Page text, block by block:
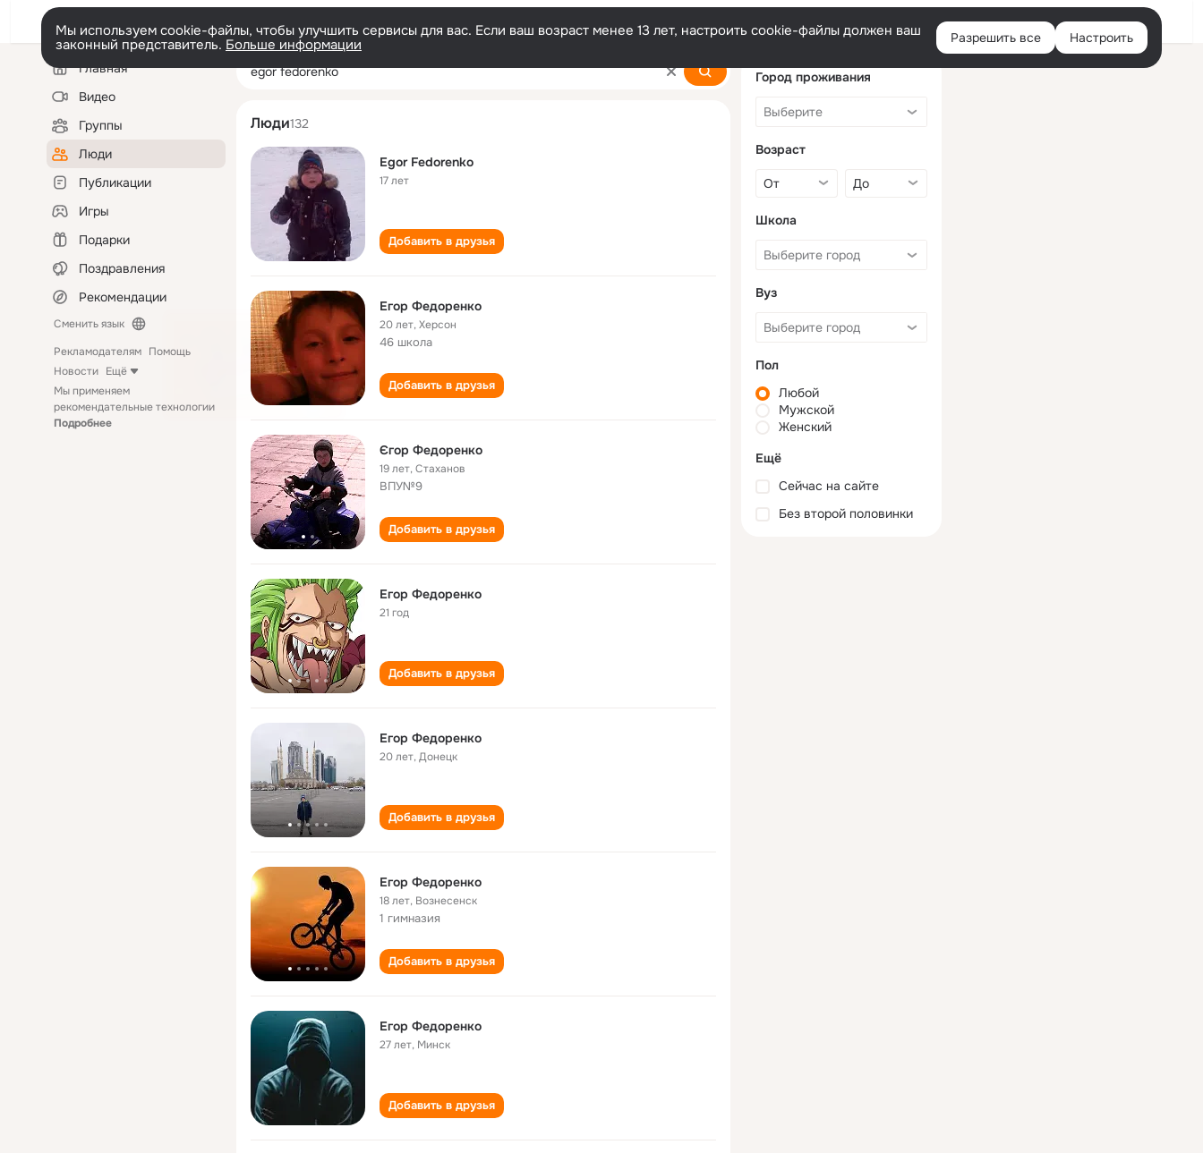
Войти
Мы используем cookie-файлы, чтобы улучшить сервисы для вас. Если ваш возраст менее 13 лет, настроить cookie-файлы должен ваш
законный представитель. Больше информации Разрешить все Настроить
Левая
колонкаГлавная
Видео
Группы
Люди
Публикации
Игры
Подарки
Поздравления
Рекомендации
Сменить язык
Рекламодателям Помощь
Новости Ещё
Мы применяем
рекомендательные технологии
Подробнее
egor fedorenko
Люди132
Egor Fedorenko
17 лет
Добавить в друзья
Егор Федоренко
20 лет,Херсон
46 школа
Добавить в друзья
Єгор Федоренко
19 лет,Стаханов
ВПУ№9
Добавить в друзья
Егор Федоренко
21 год
Добавить в друзья
Егор Федоренко
20 лет,Донецк
Добавить в друзья
Егор Федоренко
18 лет, Вознесенск
1 гимназия
Добавить в друзья
Егор Федоренко
27 лет, Минск
Добавить в друзья
Город проживания
Возраст
Школа
Вуз
Пол
Любой
Мужской
Женский
Ещё
Сейчас на сайте
Без второй половинки